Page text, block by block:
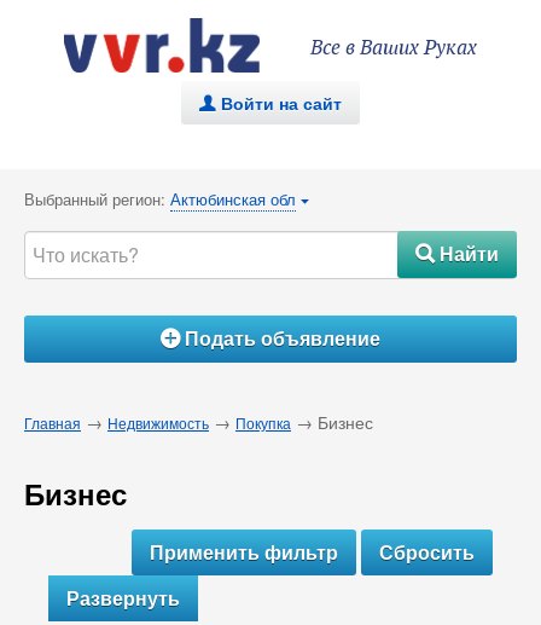
Все в Ваших Руках
. Войти на сайт
Выбранный регион: Актюбинская обл {
#Найти
ÁПодать объявление
Главная → Недвижимость → Покупка → Бизнес
Бизнес
Развернуть